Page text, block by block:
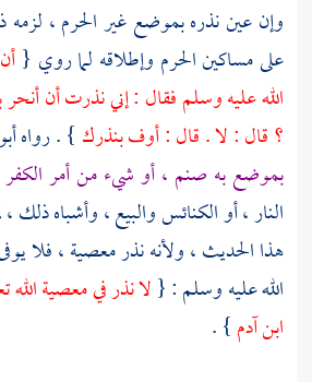
وإن عين نذره بموضع غير الحرم ، لزمه
على مساكين الحرم وإطلاقه لما روي {
الله عليه وسلم فقال : إني نذرت أن أنحر
؟ قال : لا . قال : أوف بنذرك } . رواه
بموضع به صنم ، أو شيء من أمر الكفر
النار ، أو الكنائس والبيع ، وأشباه
هذا الحديث ، ولأنه نذر معصية ، فلا
الله عليه وسلم : {لا نذر في معصية الله
ابن آدم} .